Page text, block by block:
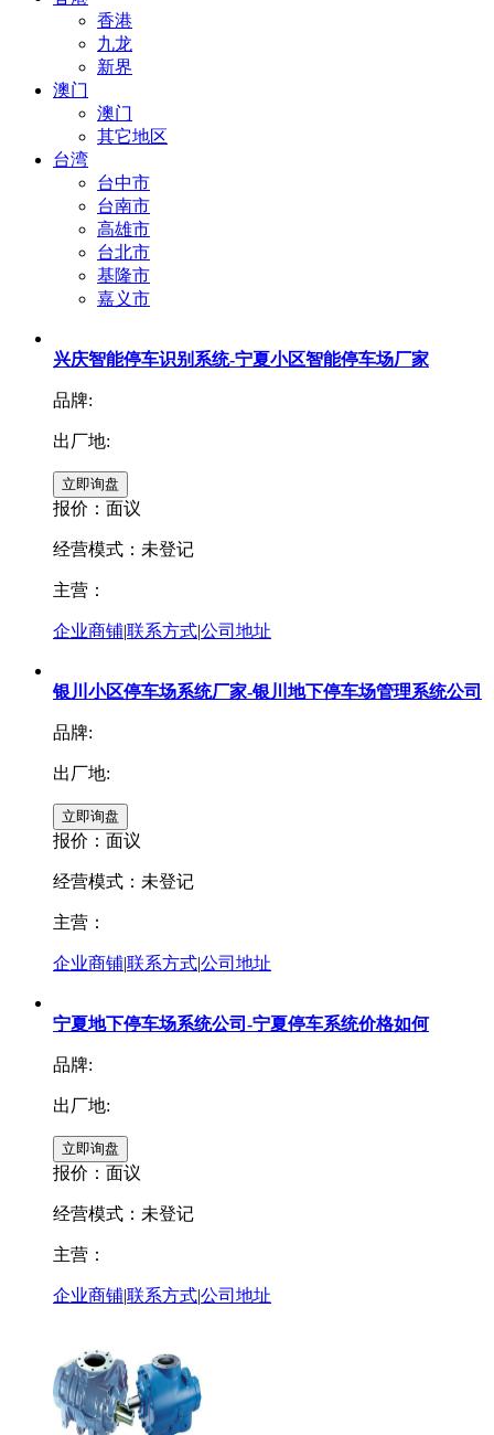
香港
九龙
新界
澳门
澳门
其它地区
台湾
台中市
台南市
高雄市
台北市
基隆市
嘉义市
兴庆智能停车识别系统-宁夏小区智能停车场厂家
品牌:
出厂地:
报价： 面议
经营模式：未登记
主营：
企业商铺|联系方式|公司地址
银川小区停车场系统厂家-银川地下停车场管理系统公司
品牌:
出厂地:
报价： 面议
经营模式：未登记
主营：
企业商铺|联系方式|公司地址
宁夏地下停车场系统公司-宁夏停车系统价格如何
品牌:
出厂地:
报价： 面议
经营模式：未登记
主营：
企业商铺|联系方式|公司地址